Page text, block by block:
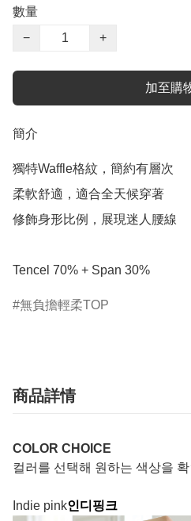
數量
−
+
加至購
簡介
獨特Waffle格紋，簡約有層次
柔軟舒適，適合全天候穿著
修飾身形比例，展現迷人腰線
Tencel 70% + Span 30%
無負擔輕柔TOP
商品詳情
COLOR CHOICE
컬러를 선택해 원하는 색상을
Indie pink인디핑크